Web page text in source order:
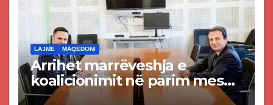
LAJME MAQEDONI
Arrihet marrëveshja e
koalicionimit në parim mes
Kurtit dhe Abdixhikut